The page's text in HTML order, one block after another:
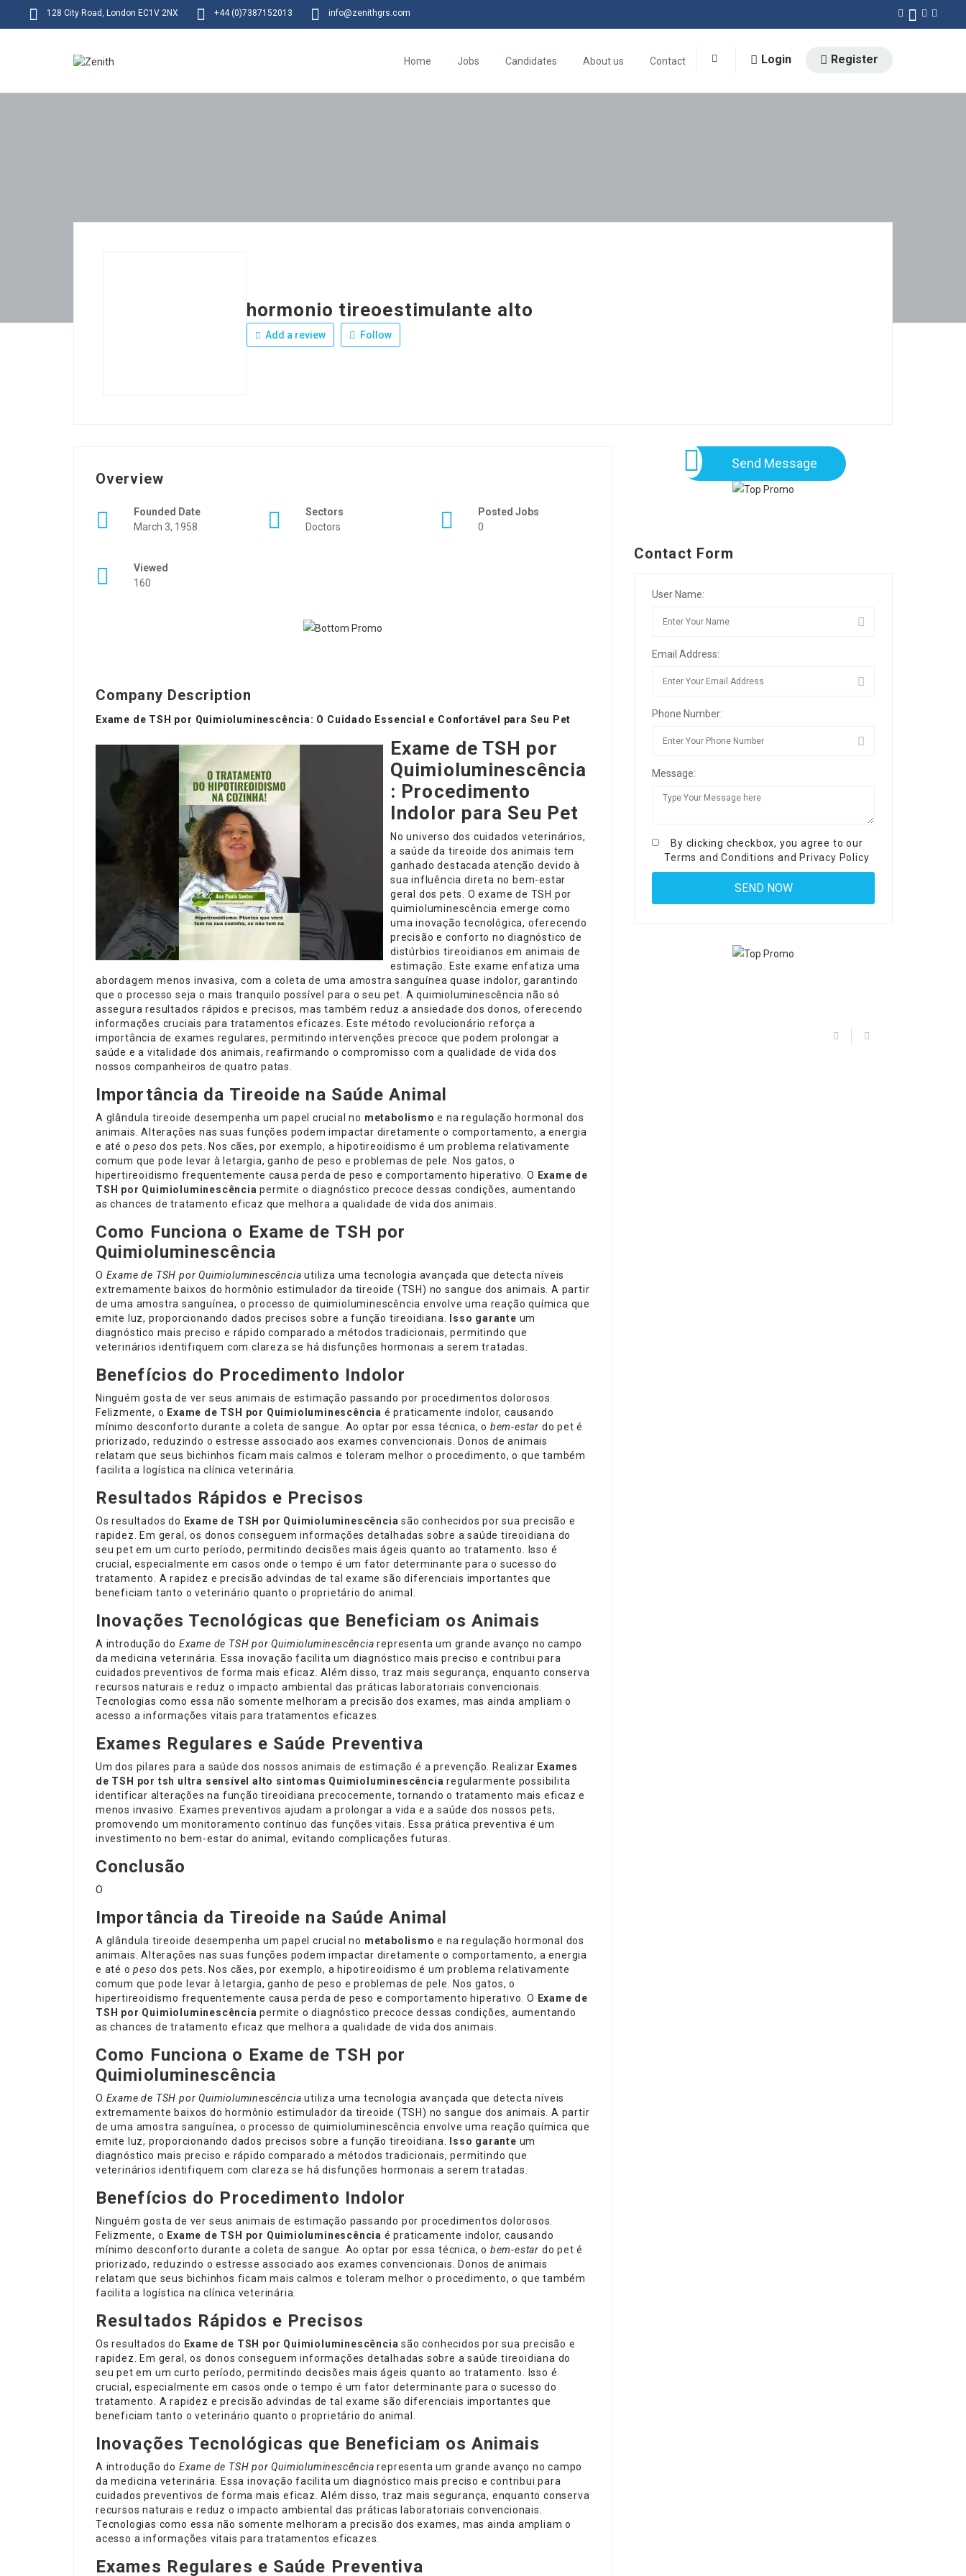
128 City Road, London EC1V 2NX +44 (0)7387152013 info@zenithgrs.com
Home Jobs Candidates About us Contact Login Register
hormonio tireoestimulante alto
Add a review Follow
Overview
Founded Date
March 3, 1958
Sectors
Doctors
Posted Jobs
0
Viewed
160
Company Description
Exame de TSH por Quimioluminescência: O Cuidado Essencial e Confortável para Seu Pet
Exame de TSH por
Quimioluminescência
: Procedimento
Indolor para Seu Pet
No universo dos cuidados veterinários,
a saúde da tireoide dos animais tem
ganhado destacada atenção devido à
sua influência direta no bem-estar
geral dos pets. O exame de TSH por
quimioluminescência emerge como
uma inovação tecnológica, oferecendo
precisão e conforto no diagnóstico de
distúrbios tireoidianos em animais de
estimação. Este exame enfatiza uma
abordagem menos invasiva, com a coleta de uma amostra sanguínea quase indolor, garantindo
que o processo seja o mais tranquilo possível para o seu pet. A quimioluminescência não só
assegura resultados rápidos e precisos, mas também reduz a ansiedade dos donos, oferecendo
informações cruciais para tratamentos eficazes. Este método revolucionário reforça a
importância de exames regulares, permitindo intervenções precoce que podem prolongar a
saúde e a vitalidade dos animais, reafirmando o compromisso com a qualidade de vida dos
nossos companheiros de quatro patas.
Importância da Tireoide na Saúde Animal
A glândula tireoide desempenha um papel crucial no metabolismo e na regulação hormonal dos
animais. Alterações nas suas funções podem impactar diretamente o comportamento, a energia
e até opeso dos pets. Nos cães, por exemplo, a hipotireoidismo é um problema relativamente
comum que pode levar à letargia, ganho de peso e problemas de pele. Nos gatos, o
hipertireoidismo frequentemente causa perda de peso e comportamento hiperativo. O Exame de
TSH por Quimioluminescência permite o diagnóstico precoce dessas condições, aumentando
as chances de tratamento eficaz que melhora a qualidade de vida dos animais.
Como Funciona o Exame de TSH por
Quimioluminescência
O Exame de TSH por Quimioluminescência utiliza uma tecnologia avançada que detecta níveis
extremamente baixos do hormônio estimulador da tireoide (TSH) no sangue dos animais. A partir
de uma amostra sanguínea, o processo de quimioluminescência envolve uma reação química que
emite luz, proporcionando dados precisos sobre a função tireoidiana.
Isso garante um
diagnóstico mais preciso e rápido comparado a métodos tradicionais, permitindo que
veterinários identifiquem com clareza se há disfunções hormonais a serem tratadas.
Benefícios do Procedimento Indolor
Ninguém gosta de ver seus animais de estimação passando por procedimentos dolorosos.
Felizmente, o Exame de TSH por Quimioluminescência é praticamente indolor, causando
mínimo desconforto durante a coleta de sangue. Ao optar por essa técnica, o bem-estar do pet é
priorizado, reduzindo o estresse associado aos exames convencionais. Donos de animais
relatam que seus bichinhos ficam mais calmos e toleram melhor o procedimento, o que também
facilita a logística na clínica veterinária.
Resultados Rápidos e Precisos
Os resultados do Exame de TSH por Quimioluminescência são conhecidos por sua precisão e
rapidez. Em geral, os donos conseguem informações detalhadas sobre a saúde tireoidiana do
seu pet em um curto período, permitindo decisões mais ágeis quanto ao tratamento. Isso é
crucial, especialmente em casos onde o tempo é um fator determinante para o sucesso do
tratamento. A rapidez e precisão advindas de tal exame são diferenciais importantes que
beneficiam tanto o veterinário quanto o proprietário do animal.
Inovações Tecnológicas que Beneficiam os Animais
A introdução do Exame de TSH por Quimioluminescência representa um grande avanço no campo
da medicina veterinária. Essa inovação facilita um diagnóstico mais preciso e contribui para
cuidados preventivos de forma mais eficaz. Além disso, traz mais segurança, enquanto conserva
recursos naturais e reduz o impacto ambiental das práticas laboratoriais convencionais.
Tecnologias como essa não somente melhoram a precisão dos exames, mas ainda ampliam o
acesso a informações vitais para tratamentos eficazes.
Exames Regulares e Saúde Preventiva
Um dos pilares para a saúde dos nossos animais de estimação é a prevenção. Realizar Exames
de TSH por tsh ultra sensível alto sintomas Quimioluminescência regularmente possibilita
identificar alterações na função tireoidiana precocemente, tornando o tratamento mais eficaz e
menos invasivo. Exames preventivos ajudam a prolongar a vida e a saúde dos nossos pets,
promovendo um monitoramento contínuo das funções vitais. Essa prática preventiva é um
investimento no bem-estar do animal, evitando complicações futuras.
Conclusão
O
Importância da Tireoide na Saúde Animal
A glândula tireoide desempenha um papel crucial no metabolismo e na regulação hormonal dos
animais. Alterações nas suas funções podem impactar diretamente o comportamento, a energia
e até opeso dos pets. Nos cães, por exemplo, a hipotireoidismo é um problema relativamente
comum que pode levar à letargia, ganho de peso e problemas de pele. Nos gatos, o
hipertireoidismo frequentemente causa perda de peso e comportamento hiperativo. O Exame de
TSH por Quimioluminescência permite o diagnóstico precoce dessas condições, aumentando
as chances de tratamento eficaz que melhora a qualidade de vida dos animais.
Como Funciona o Exame de TSH por
Quimioluminescência
O Exame de TSH por Quimioluminescência utiliza uma tecnologia avançada que detecta níveis
extremamente baixos do hormônio estimulador da tireoide (TSH) no sangue dos animais. A partir
de uma amostra sanguínea, o processo de quimioluminescência envolve uma reação química que
emite luz, proporcionando dados precisos sobre a função tireoidiana.
Isso garante um
diagnóstico mais preciso e rápido comparado a métodos tradicionais, permitindo que
veterinários identifiquem com clareza se há disfunções hormonais a serem tratadas.
Benefícios do Procedimento Indolor
Ninguém gosta de ver seus animais de estimação passando por procedimentos dolorosos.
Felizmente, o Exame de TSH por Quimioluminescência é praticamente indolor, causando
mínimo desconforto durante a coleta de sangue. Ao optar por essa técnica, o bem-estar do pet é
priorizado, reduzindo o estresse associado aos exames convencionais. Donos de animais
relatam que seus bichinhos ficam mais calmos e toleram melhor o procedimento, o que também
facilita a logística na clínica veterinária.
Resultados Rápidos e Precisos
Os resultados do Exame de TSH por Quimioluminescência são conhecidos por sua precisão e
rapidez. Em geral, os donos conseguem informações detalhadas sobre a saúde tireoidiana do
seu pet em um curto período, permitindo decisões mais ágeis quanto ao tratamento. Isso é
crucial, especialmente em casos onde o tempo é um fator determinante para o sucesso do
tratamento. A rapidez e precisão advindas de tal exame são diferenciais importantes que
beneficiam tanto o veterinário quanto o proprietário do animal.
Inovações Tecnológicas que Beneficiam os Animais
A introdução do Exame de TSH por Quimioluminescência representa um grande avanço no campo
da medicina veterinária. Essa inovação facilita um diagnóstico mais preciso e contribui para
cuidados preventivos de forma mais eficaz. Além disso, traz mais segurança, enquanto conserva
recursos naturais e reduz o impacto ambiental das práticas laboratoriais convencionais.
Tecnologias como essa não somente melhoram a precisão dos exames, mas ainda ampliam o
acesso a informações vitais para tratamentos eficazes.
Exames Regulares e Saúde Preventiva
Send Message
Contact Form
User Name:
Email Address:
Phone Number:
Message:
By clicking checkbox, you agree to our
Terms and Conditions and Privacy Policy